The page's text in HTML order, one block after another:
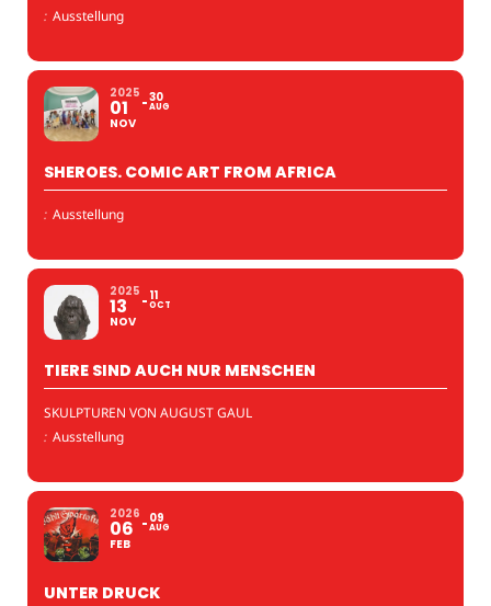
: Ausstellung
2025
01
NOV
30
AUG
SHEROES. COMIC ART FROM AFRICA
: Ausstellung
2025
13
NOV
11
OCT
TIERE SIND AUCH NUR MENSCHEN
SKULPTUREN VON AUGUST GAUL
: Ausstellung
2026
06
FEB
09
AUG
UNTER DRUCK